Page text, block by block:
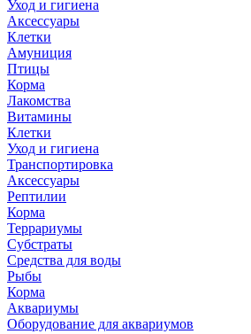
Уход и гигиена
Аксессуары
Клетки
Амуниция
Птицы
Корма
Лакомства
Витамины
Клетки
Уход и гигиена
Транспортировка
Аксессуары
Рептилии
Корма
Террариумы
Субстраты
Средства для воды
Рыбы
Корма
Аквариумы
Оборудование для аквариумов